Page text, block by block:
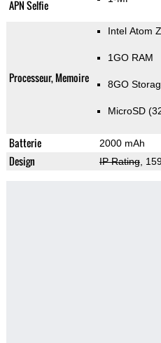
APN Selfie
Processeur, Memoire
Intel Atom
1GO RAM
8GO
MicroSD
Batterie 2000 mAh
Design IP Rating